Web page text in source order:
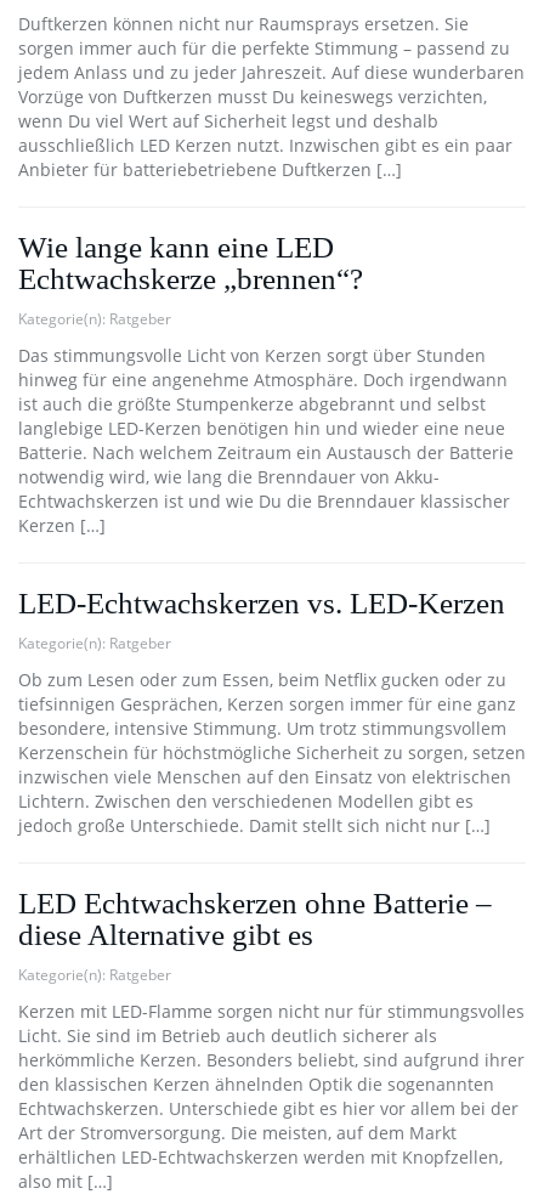
Duftkerzen können nicht nur Raumsprays ersetzen. Sie
sorgen immer auch für die perfekte Stimmung – passend zu
jedem Anlass und zu jeder Jahreszeit. Auf diese wunderbaren
Vorzüge von Duftkerzen musst Du keineswegs verzichten,
wenn Du viel Wert auf Sicherheit legst und deshalb
ausschließlich LED Kerzen nutzt. Inzwischen gibt es ein paar
Anbieter für batteriebetriebene Duftkerzen […]
Wie lange kann eine LED
Echtwachskerze „brennen“?
Kategorie(n): Ratgeber
Das stimmungsvolle Licht von Kerzen sorgt über Stunden
hinweg für eine angenehme Atmosphäre. Doch irgendwann
ist auch die größte Stumpenkerze abgebrannt und selbst
langlebige LED-Kerzen benötigen hin und wieder eine neue
Batterie. Nach welchem Zeitraum ein Austausch der Batterie
notwendig wird, wie lang die Brenndauer von Akku-
Echtwachskerzen ist und wie Du die Brenndauer klassischer
Kerzen […]
LED-Echtwachskerzen vs. LED-Kerzen
Kategorie(n): Ratgeber
Ob zum Lesen oder zum Essen, beim Netflix gucken oder zu
tiefsinnigen Gesprächen, Kerzen sorgen immer für eine ganz
besondere, intensive Stimmung. Um trotz stimmungsvollem
Kerzenschein für höchstmögliche Sicherheit zu sorgen, setzen
inzwischen viele Menschen auf den Einsatz von elektrischen
Lichtern. Zwischen den verschiedenen Modellen gibt es
jedoch große Unterschiede. Damit stellt sich nicht nur […]
LED Echtwachskerzen ohne Batterie –
diese Alternative gibt es
Kategorie(n): Ratgeber
Kerzen mit LED-Flamme sorgen nicht nur für stimmungsvolles
Licht. Sie sind im Betrieb auch deutlich sicherer als
herkömmliche Kerzen. Besonders beliebt, sind aufgrund ihrer
den klassischen Kerzen ähnelnden Optik die sogenannten
Echtwachskerzen. Unterschiede gibt es hier vor allem bei der
Art der Stromversorgung. Die meisten, auf dem Markt
erhältlichen LED-Echtwachskerzen werden mit Knopfzellen,
also mit […]